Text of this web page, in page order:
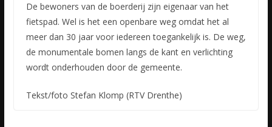
De bewoners van de boerderij zijn eigenaar van het
fietspad. Wel is het een openbare weg omdat het al
meer dan 30 jaar voor iedereen toegankelijk is. De weg,
de monumentale bomen langs de kant en verlichting
wordt onderhouden door de gemeente.
Tekst/foto Stefan Klomp (RTV Drenthe)